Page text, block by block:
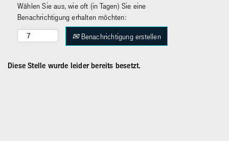
Wählen Sie aus, wie oft (in Tagen) Sie eine
Benachrichtigung erhalten möchten:
Benachrichtigung erstellen
Diese Stelle wurde leider bereits besetzt.